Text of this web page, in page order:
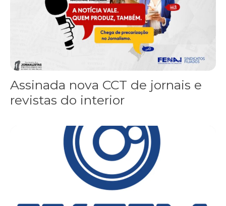
Assinada nova CCT de jornais e
revistas do interior
Sindicato leva reivindicações à TV TEM, denunciada de cometer